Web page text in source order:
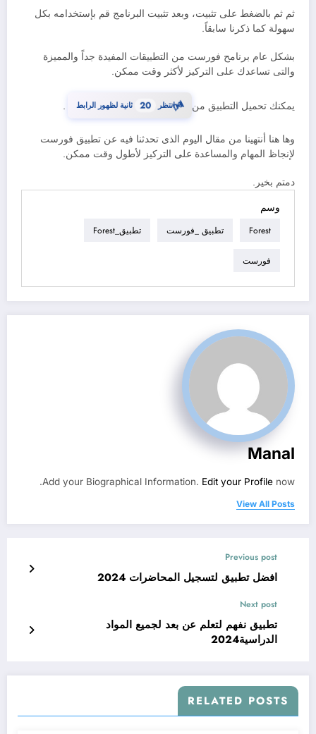
ثم ثم بالضغط على تثبيت، وبعد تثبيت البرنامج قم بإستخدامه بكل
سهولة كما ذكرنا سابقاً.
بشكل عام برنامح فورست من التطبيقات المفيدة جداً والمميزة
والتى تساعدك على التركيز لأكثر وقت ممكن.
يمكنك تحميل التطبيق من ⏳انتظر 19 ثانية لظهور الرابط .
وها هنا أنتهينا من مقال اليوم الذى تحدثنا فيه عن تطبيق فورست
لإنجاظ المهام والمساعدة على التركيز لأطول وقت ممكن.
دمتم بخير.
وسم
Forest تطبيق _فورست تطبيق_Forest
فورست
Manal
Add your Biographical Information. Edit your Profile now.
View All Posts
Previous post
افضل تطبيق لتسجيل المحاضرات 2024
Next post
تطبيق نفهم لتعلم عن بعد لجميع المواد
الدراسية2024
RELATED POSTS